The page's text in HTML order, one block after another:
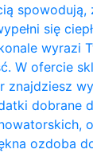
spowodują,
się
wyrazi
W ofercie
znajdziesz
dobrane
ozdoba